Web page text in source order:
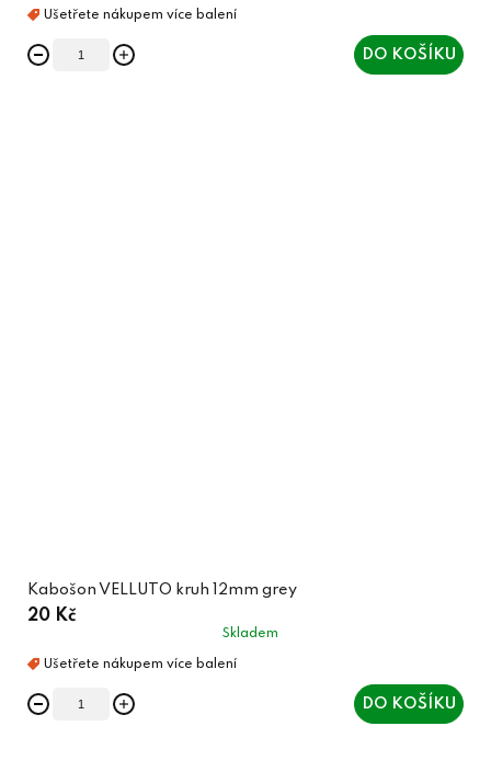
DO KOŠÍKU
Kabošon VELLUTO kruh 12mm grey
20 Kč
Skladem
DO KOŠÍKU